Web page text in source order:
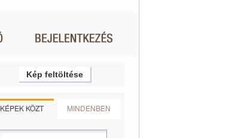
Kép feltöltése
KÉPEK KÖZT MINDENBEN